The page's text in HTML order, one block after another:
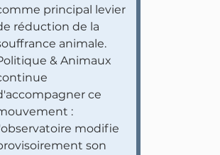
principal levier
réduction de la
animale.
& Animaux
ce
:
modifie
son